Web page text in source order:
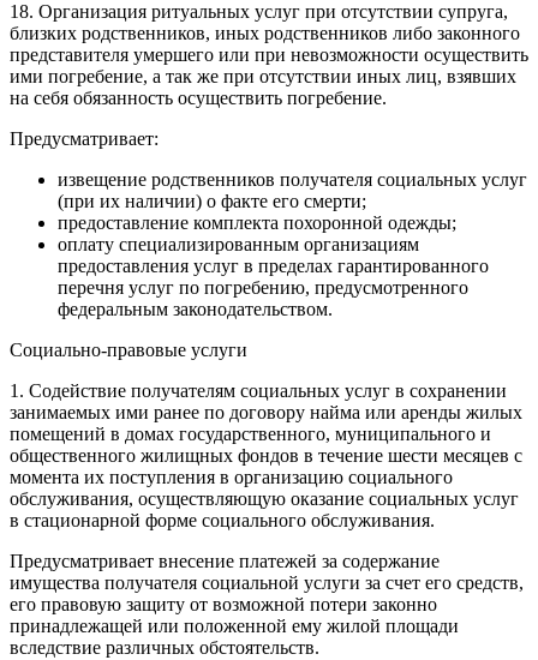
18. Организация ритуальных услуг при отсутствии супруга,
близких родственников, иных родственников либо законного
представителя умершего или при невозможности осуществить
ими погребение, а так же при отсутствии иных лиц, взявших
на себя обязанность осуществить погребение.
Предусматривает:
извещение родственников получателя социальных услуг
(при их наличии) о факте его смерти;
предоставление комплекта похоронной одежды;
оплату специализированным организациям
предоставления услуг в пределах гарантированного
перечня услуг по погребению, предусмотренного
федеральным законодательством.
Социально-правовые услуги
1. Содействие получателям социальных услуг в сохранении
занимаемых ими ранее по договору найма или аренды жилых
помещений в домах государственного, муниципального и
общественного жилищных фондов в течение шести месяцев с
момента их поступления в организацию социального
обслуживания, осуществляющую оказание социальных услуг
в стационарной форме социального обслуживания.
Предусматривает внесение платежей за содержание
имущества получателя социальной услуги за счет его средств,
его правовую защиту от возможной потери законно
принадлежащей или положенной ему жилой площади
вследствие различных обстоятельств.